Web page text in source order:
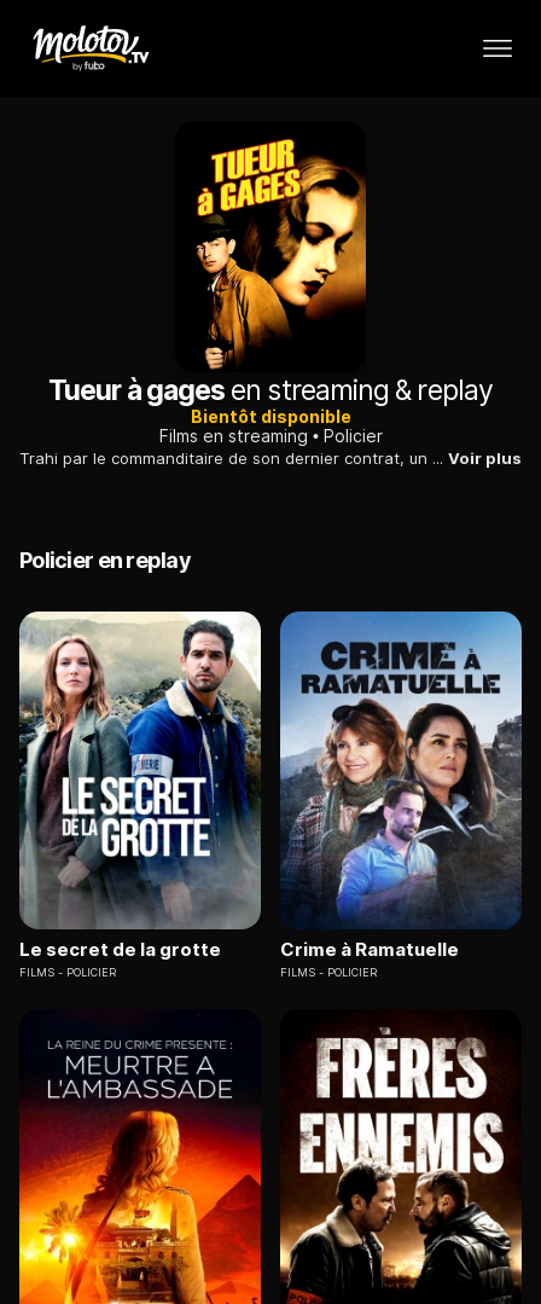
Tueur à gages en streaming & replay
Bientôt disponible
Films en streaming
Policier
Trahi par le commanditaire de son dernier contrat, un tueur professionnel est traqué par la police. Il tente de retrouver la trace de son employeur. Voir plus
Policier en replay
Le secret de la grotte
FILMS POLICIER
Crime à Ramatuelle
FILMS POLICIER